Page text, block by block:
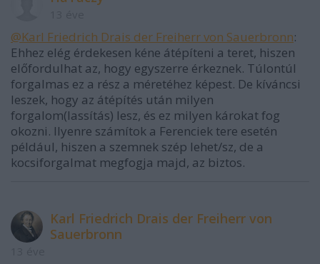
@Karl Friedrich Drais der Freiherr von Sauerbronn:
Ehhez elég érdekesen kéne átépíteni a teret, hiszen
előfordulhat az, hogy egyszerre érkeznek. Túlontúl
forgalmas ez a rész a méretéhez képest. De kíváncsi
leszek, hogy az átépítés után milyen
forgalom(lassítás) lesz, és ez milyen károkat fog
okozni. Ilyenre számítok a Ferenciek tere esetén
például, hiszen a szemnek szép lehet/sz, de a
kocsiforgalmat megfogja majd, az biztos.
Karl Friedrich Drais der Freiherr von
Sauerbronn